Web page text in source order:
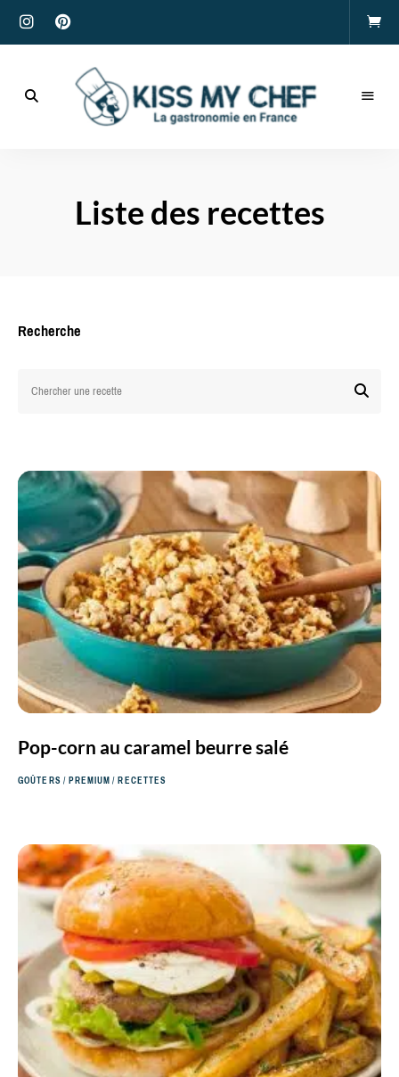
My
Chef
Liste des recettes
Recherche
une
Pop-corn au caramel beurre salé
GOÛTERS/PREMIUM/RECETTES